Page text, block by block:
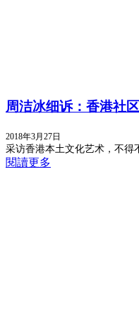
周洁冰细诉：香港社
2018年3月27日
采访香港本土文化艺术，不得
閱讀更多